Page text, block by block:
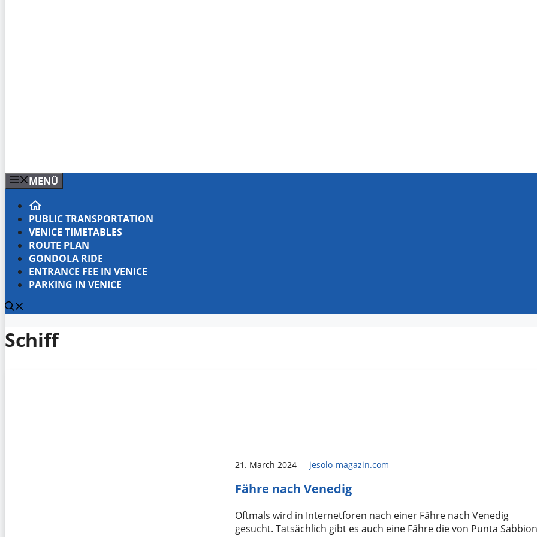
MENÜ
PUBLIC TRANSPORTATION
VENICE TIMETABLES
ROUTE PLAN
GONDOLA RIDE
ENTRANCE FEE IN VENICE
PARKING IN VENICE
Schiff
21. March 2024 jesolo-magazin.com
Fähre nach Venedig
Oftmals wird in Internetforen nach einer Fähre nach Venedig
gesucht. Tatsächlich gibt es auch eine Fähre die von Punta